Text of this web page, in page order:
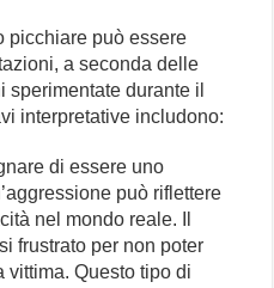
picchiare può essere
a seconda delle
durante il
interpretative includono:
di essere uno
può riflettere
nel mondo reale. Il
frustrato per non poter
vittima. Questo tipo di